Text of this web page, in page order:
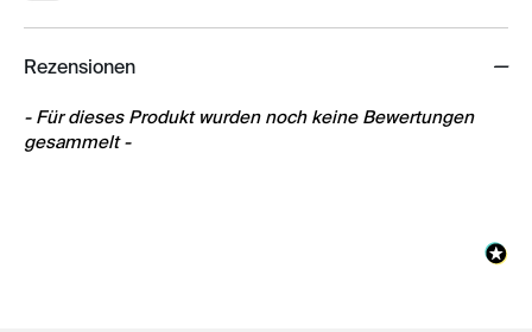
Rezensionen
- Für dieses Produkt wurden noch keine Bewertungen
gesammelt -
New content loaded